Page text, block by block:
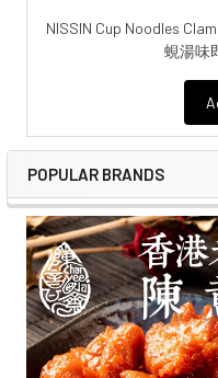
NISSIN Cup Noodles
蜆湯味
POPULAR BRANDS